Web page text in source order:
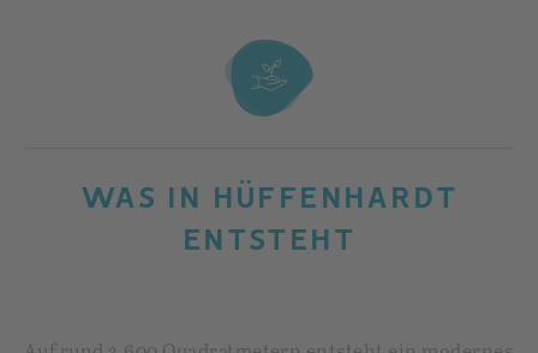
WAS IN HÜFFENHARDT
ENTSTEHT